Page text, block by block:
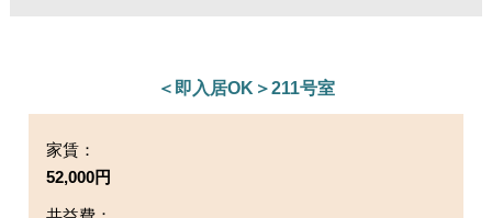
＜即入居OK＞211号室
家賃：
52,000円